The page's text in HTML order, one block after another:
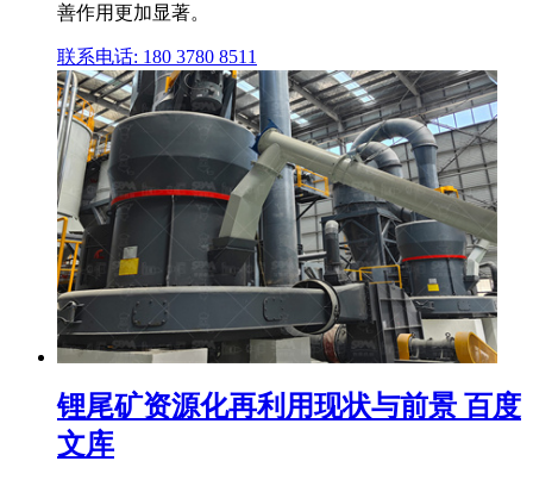
善作用更加显著。
联系电话: 180 3780 8511
锂尾矿资源化再利用现状与前景 百度
文库